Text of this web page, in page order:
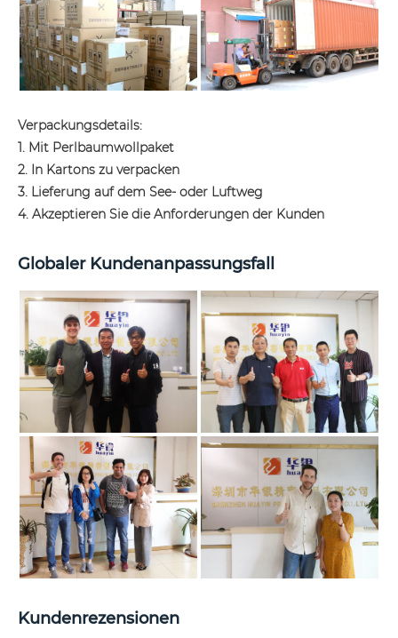
Verpackungsdetails:
1. Mit Perlbaumwollpaket
2. In Kartons zu verpacken
3. Lieferung auf dem See- oder Luftweg
4. Akzeptieren Sie die Anforderungen der Kunden
Globaler Kundenanpassungsfall
Kundenrezensionen